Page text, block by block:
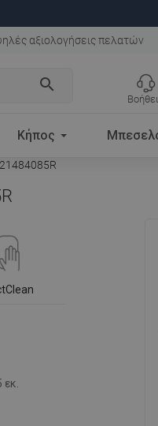
αξιολογήσεις πελατών
search
Κήπος
εκ.